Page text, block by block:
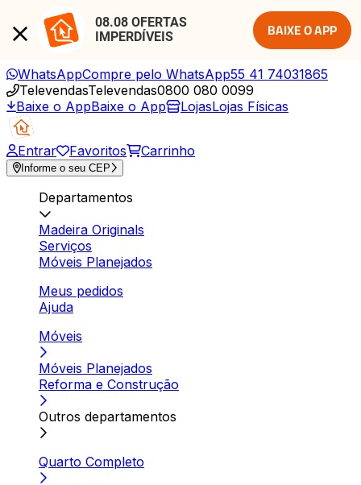
08.08 OFERTAS
IMPERDÍVEIS
BAIXE O APP
WhatsAppCompre pelo WhatsApp55 41 74031865
TelevendasTelevendas0800 080 0099
Baixe o AppBaixe o App LojasLojas Físicas
Entrar Favoritos Carrinho
Informe o seu CEP
Departamentos
Madeira Originals
Serviços
Móveis Planejados
Meus pedidos
Ajuda
Móveis
Móveis Planejados
Reforma e Construção
Outros departamentos
Quarto Completo